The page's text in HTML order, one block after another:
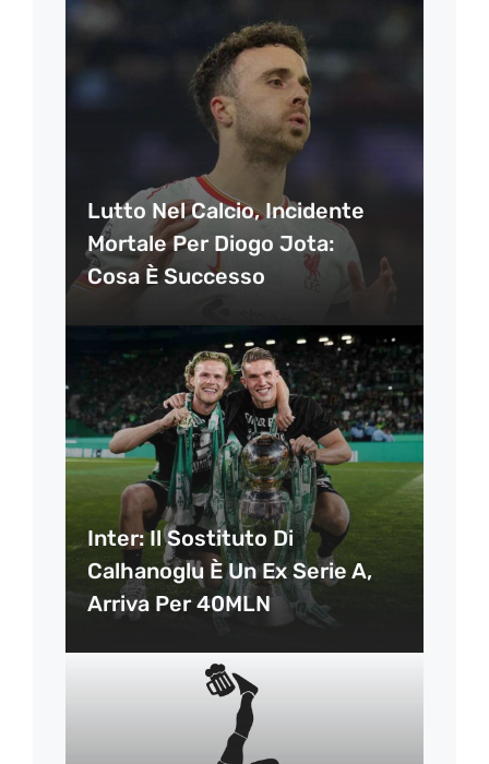
Lutto Nel Calcio, Incidente
Mortale Per Diogo Jota:
Cosa È Successo
Inter: Il Sostituto Di
Calhanoglu È Un Ex Serie A,
Arriva Per 40MLN